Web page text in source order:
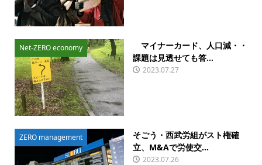
Net-ZERO economy
マイナーカード、人口減・・
課題は見透せても答...
2023.07.27
ZERO management
そごう・西武労組がスト権確
立、M&Aで労使交...
2023.07.26